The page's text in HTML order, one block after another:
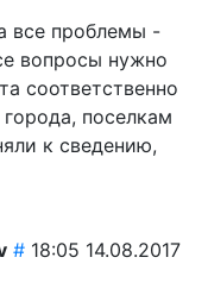
все проблемы -
вопросы нужно
соответственно
поселкам
к сведению,
# 18:05 14.08.2017